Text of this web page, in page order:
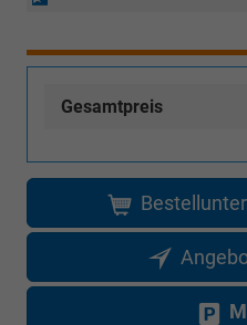
Inselanlieferungen)
Gesamtpreis